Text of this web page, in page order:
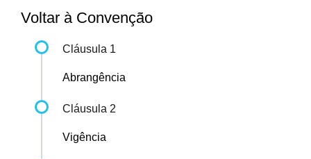
Voltar à Convenção
Cláusula 1
Abrangência
Cláusula 2
Vigência